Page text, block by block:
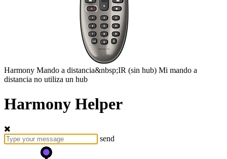
Harmony Mando a distancia&nbsp;IR (sin hub) Mi mando a
distancia no utiliza un hub
Harmony Helper
send